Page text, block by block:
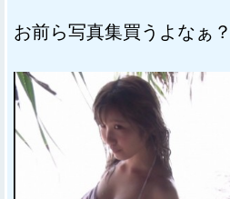
お前ら写真集買うよなぁ？